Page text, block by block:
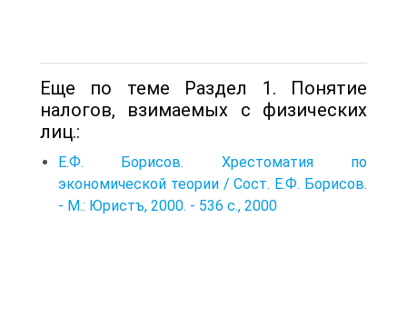
Еще по теме Раздел 1. Понятие
налогов, взимаемых с физических
лиц.:
Е.Ф. Борисов. Хрестоматия по
экономической теории / Сост. Е.Ф. Борисов.
- М.: Юристъ, 2000. - 536 с., 2000